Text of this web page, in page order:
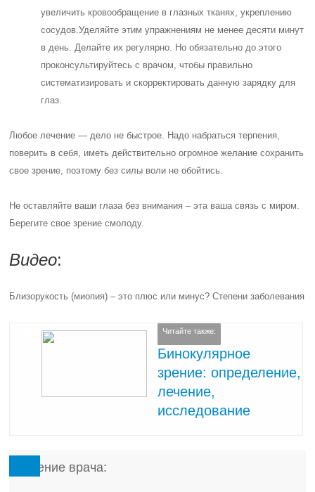
увеличить кровообращение в глазных тканях, укреплению
сосудов.Уделяйте этим упражнениям не менее десяти минут
в день. Делайте их регулярно. Но обязательно до этого
проконсультируйтесь с врачом, чтобы правильно
систематизировать и скорректировать данную зарядку для
глаз.
Любое лечение — дело не быстрое. Надо набраться терпения,
поверить в себя, иметь действительно огромное желание сохранить
свое зрение, поэтому без силы воли не обойтись.
Не оставляйте ваши глаза без внимания – эта ваша связь с миром.
Берегите свое зрение смолоду.
Видео:
Близорукость (миопия) – это плюс или минус? Степени заболевания
Читайте также:
Бинокулярное
зрение: определение,
лечение,
исследование
Мнение врача: